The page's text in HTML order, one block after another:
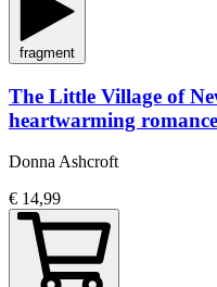
fragment
The Little Village of
heartwarming
Donna Ashcroft
€ 14,99